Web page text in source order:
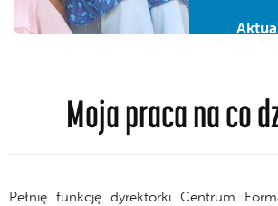
Moja praca na co
Pełnię funkcję dyrektorki Centrum